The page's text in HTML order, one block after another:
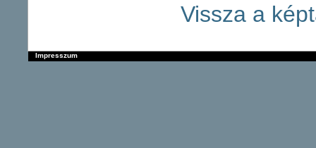
Vissza a
Impresszum